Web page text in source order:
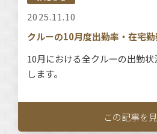
2025.11.10
クルーの10月度出勤率・在宅
10月における全クルーの出勤
します。
この記事を